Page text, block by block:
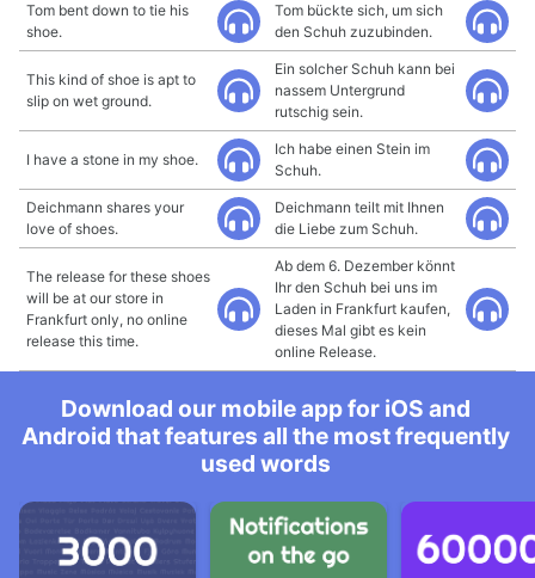
Tom bent down to tie his
shoe.
Tom bückte sich, um sich
den Schuh zuzubinden.
This kind of shoe is apt to
slip on wet ground.
Ein solcher Schuh kann bei
nassem Untergrund
rutschig sein.
I have a stone in my shoe.
Ich habe einen Stein im
Schuh.
Deichmann shares your
love of shoes.
Deichmann teilt mit Ihnen
die Liebe zum Schuh.
The release for these shoes
will be at our store in
Frankfurt only, no online
release this time.
Ab dem 6. Dezember könnt
Ihr den Schuh bei uns im
Laden in Frankfurt kaufen,
dieses Mal gibt es kein
online Release.
Download our mobile app for iOS and
Android that features all the most frequently
used words